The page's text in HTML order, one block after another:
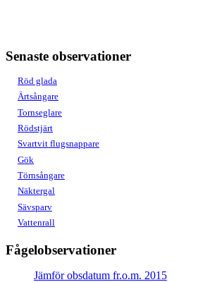
Senaste observationer
Röd glada
Ärtsångare
Tornseglare
Rödstjärt
Svartvit flugsnappare
Gök
Törnsångare
Näktergal
Sävsparv
Vattenrall
Fågelobservationer
Jämför obsdatum fr.o.m. 2015